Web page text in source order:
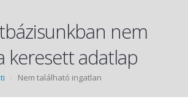
nem
keresett adatlap
Nem található ingatlan